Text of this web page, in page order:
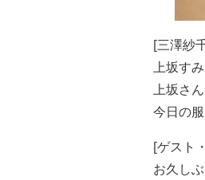
[三澤紗
上坂す
上坂さ
今日の
[ゲスト
お久し